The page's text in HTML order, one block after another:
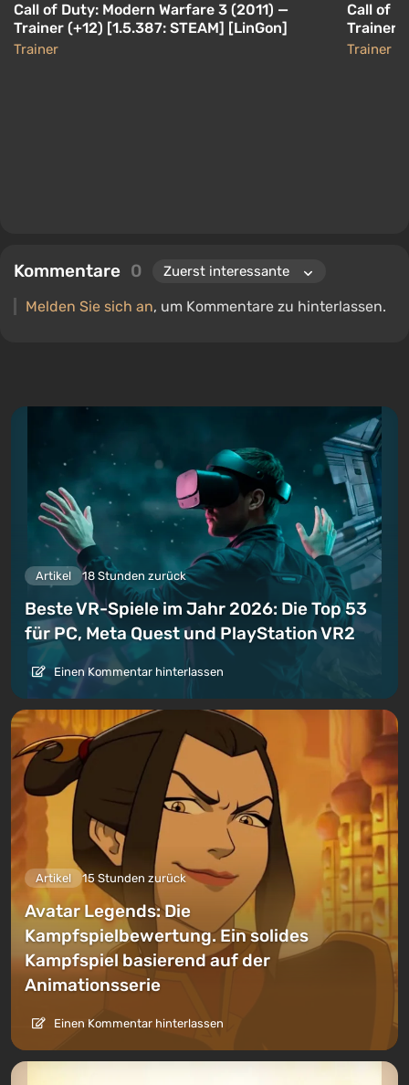
Call of Duty: Modern Warfare 3 (2011) —
Trainer (+12) [1.5.387: STEAM] [LinGon]
Trainer
Call of
Trainer
Trainer
Kommentare 0
Melden Sie sich an, um Kommentare zu hinterlassen.
Artikel 18 Stunden zurück
Beste VR-Spiele im Jahr 2026: Die Top 53
für PC, Meta Quest und PlayStation VR2
Einen Kommentar hinterlassen
Artikel 15 Stunden zurück
Avatar Legends: Die
Kampfspielbewertung. Ein solides
Kampfspiel basierend auf der
Animationsserie
Einen Kommentar hinterlassen